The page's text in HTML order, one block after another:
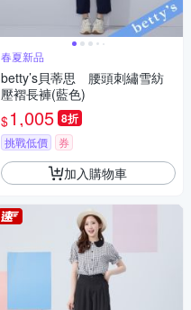
春夏新品
betty’s貝蒂思 腰頭刺繡雪紡
壓褶長褲(藍色)
$1,005 8折
挑戰低價 券
加入購物車